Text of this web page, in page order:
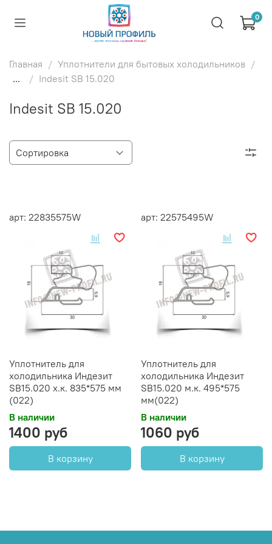
0
Главная
Уплотнители для бытовых холодильников
...
Indesit SB 15.020
Indesit SB 15.020
арт: 22835575W
Уплотнитель для
холодильника Индезит
SB15.020 х.к. 835*575 мм
(022)
В наличии
1400 руб
В корзину
арт: 22575495W
Уплотнитель для
холодильника Индезит
SB15.020 м.к. 495*575
мм(022)
В наличии
1060 руб
В корзину